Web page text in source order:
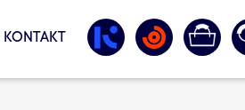
KONTAKT